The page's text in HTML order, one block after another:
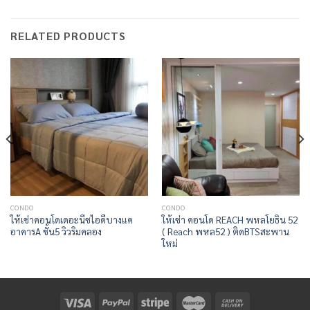
RELATED PRODUCTS
CONDO
ให้เช่าคอนโดเดอะนีชไอดีบางแค
อาคารA ชั้น5 วิวริมคลอง
CONDO
ให้เช่า คอนโด REACH พหลโยธิน 52
( Reach พหล52 ) ติดBTSสะพาน
ใหม่